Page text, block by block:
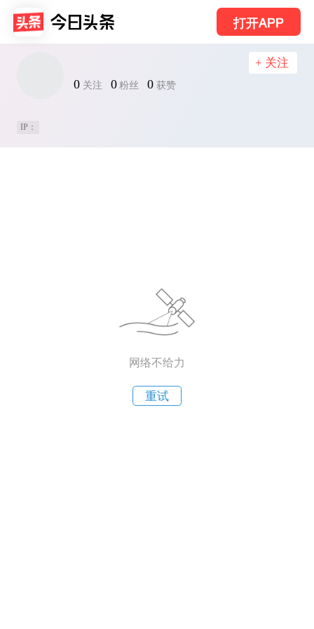
打开APP
0 关注 0 粉丝 0 获赞
+ 关注
IP：
网络不给力
重试